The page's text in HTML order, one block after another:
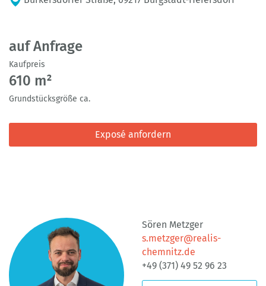
auf Anfrage
Kaufpreis
610 m²
Grundstücksgröße ca.
Exposé anfordern
Sören Metzger
s.metzger@realis-
chemnitz.de
+49 (371) 49 52 96 23